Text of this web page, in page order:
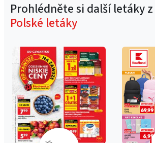
Prohlédněte si další letáky
Polské letáky